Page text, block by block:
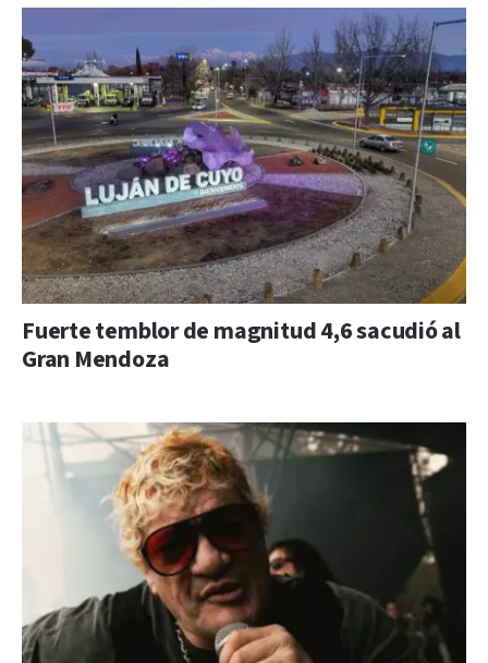
Fuerte temblor de magnitud 4,6 sacudió al
Gran Mendoza